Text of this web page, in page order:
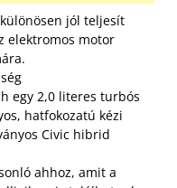
jól teljesít
elektromos motor
egy 2,0 literes turbós
hatfokozatú kézi
Civic hibrid
ahhoz, amit a